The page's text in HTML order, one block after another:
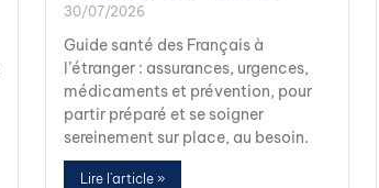
30/07/2026
Guide santé des Français à
l’étranger : assurances, urgences,
médicaments et prévention, pour
partir préparé et se soigner
sereinement sur place, au besoin.
Lire l'article »